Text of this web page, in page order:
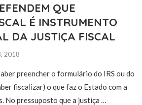
QUE
É INSTRUMENTO
DA JUSTIÇA FISCAL
2018
preencher o formulário do IRS ou do
fiscalizar) o que faz o Estado com a
No pressuposto que a justiça …